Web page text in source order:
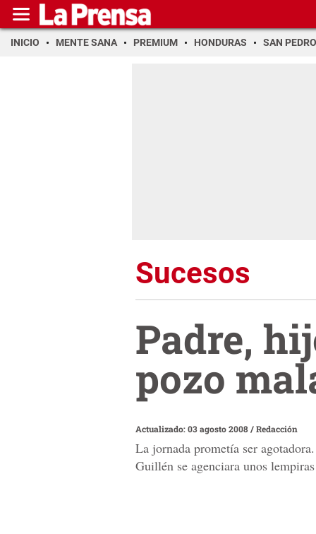
INICIO MENTE SANA PREMIUM HONDURAS SAN PEDRO
Sucesos
Padre,
pozo
Actualizado: 03 agosto 2008/Redacción
La jornada prometía ser
Guillén se agenciara unos